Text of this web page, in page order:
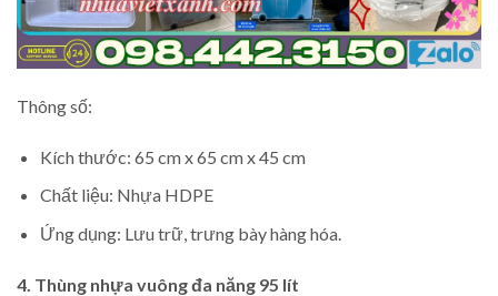
Thông số:
Kích thước: 65 cm x 65 cm x 45 cm
Chất liệu: Nhựa HDPE
Ứng dụng: Lưu trữ, trưng bày hàng hóa.
4. Thùng nhựa vuông đa năng 95 lít